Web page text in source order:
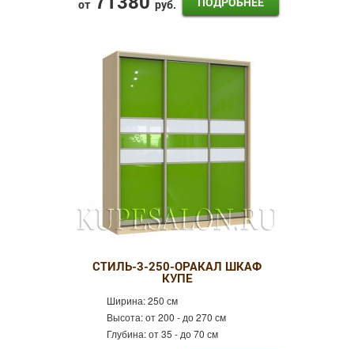
от руб.
СТИЛЬ-3-250-ОРАКАЛ ШКАФ
КУПЕ
Ширина:250 см
Высота:от 200 - до 270 см
Глубина:от 35 - до 70 см